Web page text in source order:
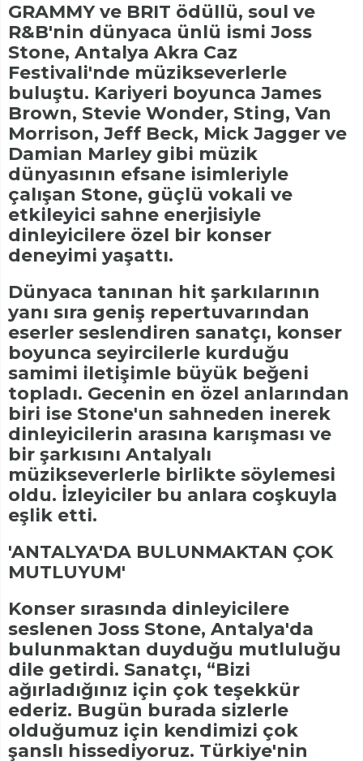
GRAMMY ve BRIT ödüllü, soul ve
R&B'nin dünyaca ünlü ismi Joss
Stone, Antalya Akra Caz
Festivali'nde müzikseverlerle
buluştu. Kariyeri boyunca James
Brown, Stevie Wonder, Sting, Van
Morrison, Jeff Beck, Mick Jagger ve
Damian Marley gibi müzik
dünyasının efsane isimleriyle
çalışan Stone, güçlü vokali ve
etkileyici sahne enerjisiyle
dinleyicilere özel bir konser
deneyimi yaşattı.
Dünyaca tanınan hit şarkılarının
yanı sıra geniş repertuvarından
eserler seslendiren sanatçı, konser
boyunca seyircilerle kurduğu
samimi iletişimle büyük beğeni
topladı. Gecenin en özel anlarından
biri ise Stone'un sahneden inerek
dinleyicilerin arasına karışması ve
bir şarkısını Antalyalı
müzikseverlerle birlikte söylemesi
oldu. İzleyiciler bu anlara coşkuyla
eşlik etti.
'ANTALYA'DA BULUNMAKTAN ÇOK
MUTLUYUM'
Konser sırasında dinleyicilere
seslenen Joss Stone, Antalya'da
bulunmaktan duyduğu mutluluğu
dile getirdi. Sanatçı, “Bizi
ağırladığınız için çok teşekkür
ederiz. Bugün burada sizlerle
olduğumuz için kendimizi çok
şanslı hissediyoruz. Türkiye'nin